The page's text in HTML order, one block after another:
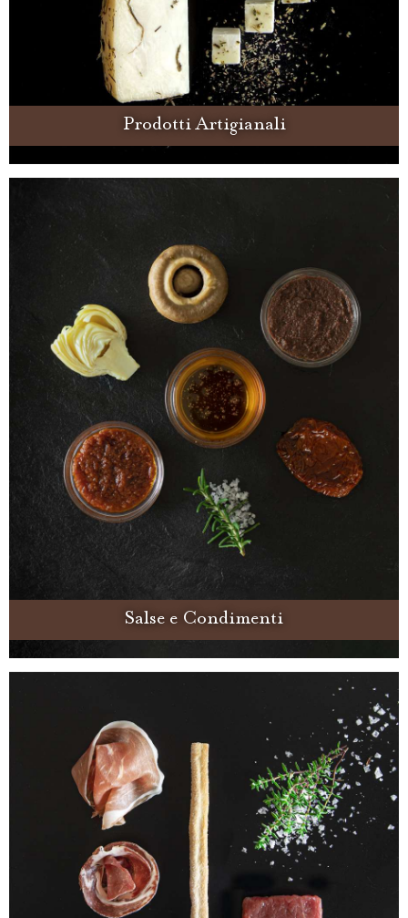
Prodotti Artigianali
Salse e Condimenti